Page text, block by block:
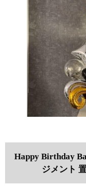
Happy Birthday
ジメント